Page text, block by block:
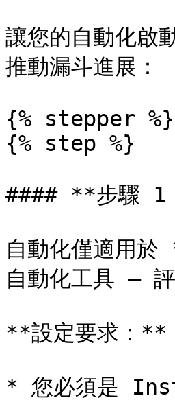
讓您的自動化啟
推動漏斗進展：
{% stepper %}
{% step %}
#### **步驟 1
自動化僅適用
自動化工具 —
**設定要求：**
* 您必須是